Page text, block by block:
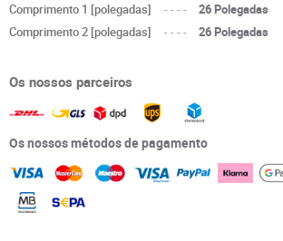
Comprimento 1 [polegadas]
----
26 Polegadas
Comprimento 2 [polegadas]
---- 26 Polegadas
Os nossos parceiros
Os nossos métodos de pagamento